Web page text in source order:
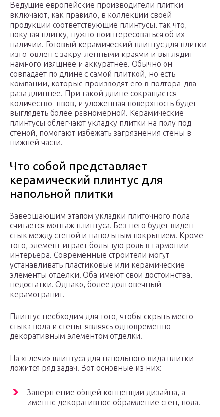
Ведущие европейские производители плитки
включают, как правило, в коллекции своей
продукции соответствующие плинтусы, так что,
покупая плитку, нужно поинтересоваться об их
наличии. Готовый керамический плинтус для плитки
изготовлен с закругленными краями и выглядит
намного изящнее и аккуратнее. Обычно он
совпадает по длине с самой плиткой, но есть
компании, которые производят его в полтора-два
раза длиннее. При такой длине сокращается
количество швов, и уложенная поверхность будет
выглядеть более равномерной. Керамические
плинтусы облегчают укладку плитки на полу под
стеной, помогают избежать загрязнения стены в
нижней части.
Что собой представляет
керамический плинтус для
напольной плитки
Завершающим этапом укладки плиточного пола
считается монтаж плинтуса. Без него будет виден
стык между стеной и напольным покрытием. Кроме
того, элемент играет большую роль в гармонии
интерьера. Современные строители могут
устанавливать пластиковые или керамические
элементы отделки. Оба имеют свои достоинства,
недостатки. Однако, более долговечный –
керамогранит.
Плинтус необходим для того, чтобы скрыть место
стыка пола и стены, являясь одновременно
декоративным элементом отделки.
На «плечи» плинтуса для напольного вида плитки
ложится ряд задач. Вот основные из них:
Завершение общей концепции дизайна, а
именно декоративное обрамление стен, пола.